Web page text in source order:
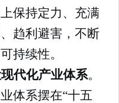
保持定力、充满
趋利避害，不断
持续性。
代化产业体系。
体系摆在“十五